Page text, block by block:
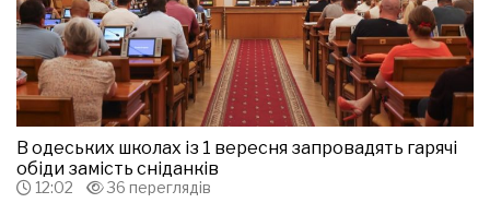
В одеських школах із 1 вересня запровадять гарячі
обіди замість сніданків
12:02 36 переглядів